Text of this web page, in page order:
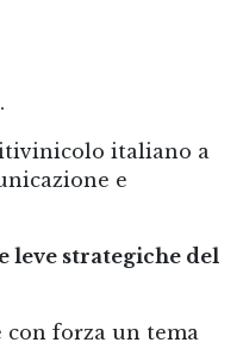
italiano a
e
leve strategiche del
con forza un tema